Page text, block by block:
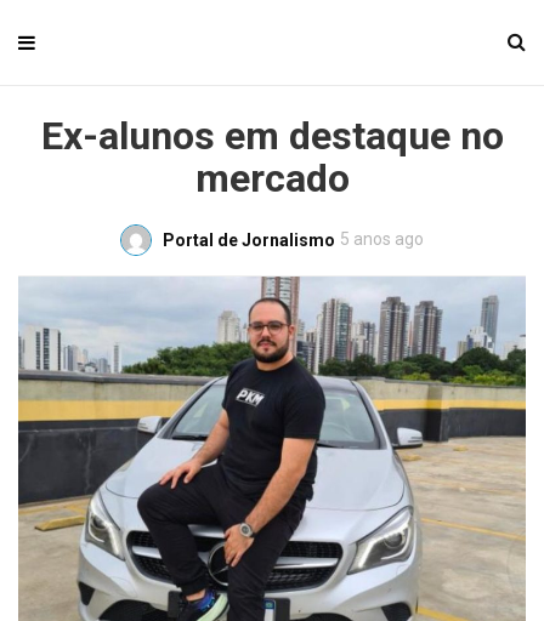
Ex-alunos em destaque no
mercado
Portal de Jornalismo 5 anos ago